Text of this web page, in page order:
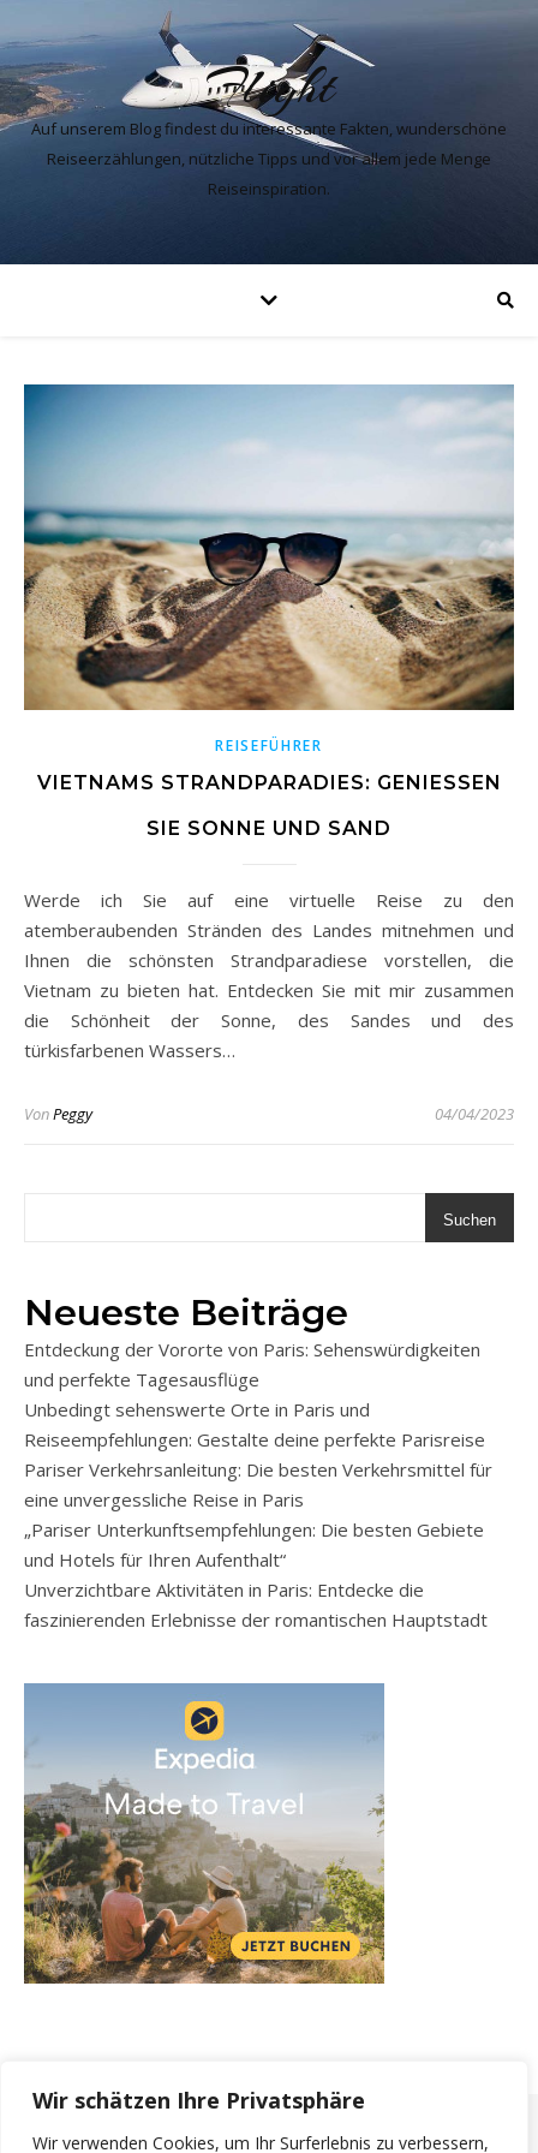
Wir schätzen Ihre Privatsphäre
Wir verwenden Cookies, um Ihr Surferlebnis zu verbessern,
Flight
Auf unserem Blog findest du interessante Fakten, wunderschöne
Reiseerzählungen, nützliche Tipps und vor allem jede Menge
Reiseinspiration.
REISEFÜHRER
VIETNAMS STRANDPARADIES: GENIESSEN S
IE SONNE UND SAND
Werde ich Sie auf eine virtuelle Reise zu den
atemberaubenden Stränden des Landes mitnehmen und
Ihnen die schönsten Strandparadiese vorstellen, die
Vietnam zu bieten hat. Entdecken Sie mit mir zusammen
die Schönheit der Sonne, des Sandes und des
türkisfarbenen Wassers…
VonPeggy 04/04/2023
Suchen
Neueste Beiträge
Entdeckung der Vororte von Paris: Sehenswürdigkeiten
und perfekte Tagesausflüge
Unbedingt sehenswerte Orte in Paris und
Reiseempfehlungen: Gestalte deine perfekte Parisreise
Pariser Verkehrsanleitung: Die besten Verkehrsmittel für
eine unvergessliche Reise in Paris
„Pariser Unterkunftsempfehlungen: Die besten Gebiete
und Hotels für Ihren Aufenthalt“
Unverzichtbare Aktivitäten in Paris: Entdecke die
faszinierenden Erlebnisse der romantischen Hauptstadt